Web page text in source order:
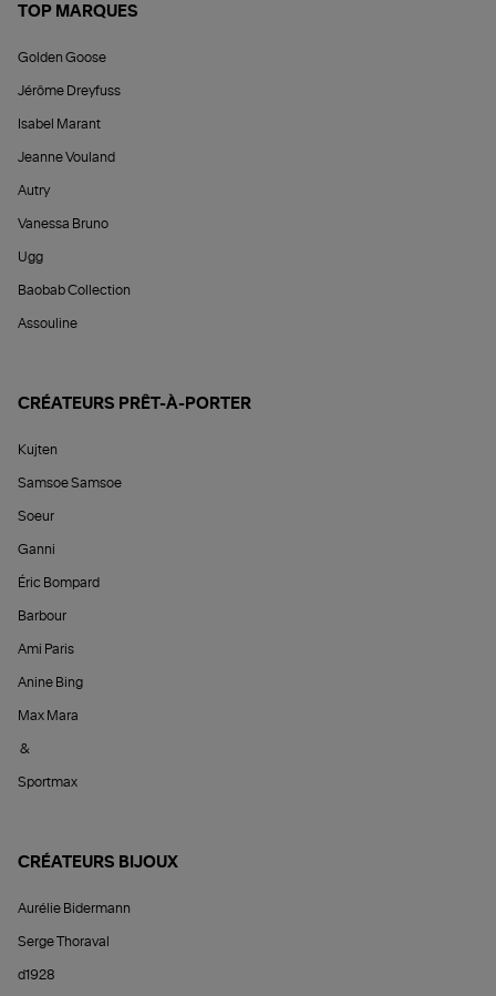
TOP MARQUES
Golden Goose
Jérôme Dreyfuss
Isabel Marant
Jeanne Vouland
Autry
Vanessa Bruno
Ugg
Baobab Collection
Assouline
CRÉATEURS PRÊT-À-PORTER
Kujten
Samsoe Samsoe
Soeur
Ganni
Éric Bompard
Barbour
Ami Paris
Anine Bing
Max Mara
&
Sportmax
CRÉATEURS BIJOUX
Aurélie Bidermann
Serge Thoraval
d1928